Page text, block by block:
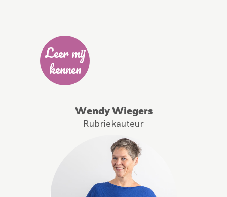
Leer mij
kennen
Wendy Wiegers
Rubriekauteur